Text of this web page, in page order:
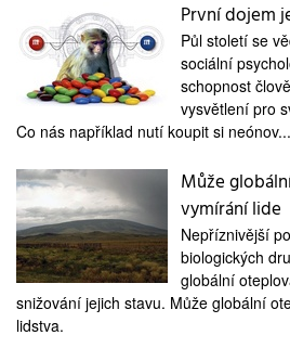
tajemství
firmy
zdraví
První dojem
Půl století se
sociální
schopnost
vysvětlení pro
Co nás například nutí koupit si neónov...
Může
vymírání lide
Nepříznivější
biologických
globální
snižování jejich stavu. Může globální
lidstva.